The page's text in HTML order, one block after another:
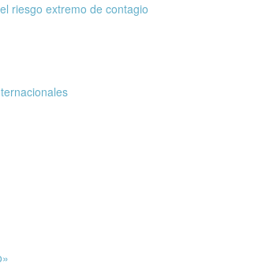
riesgo extremo de contagio